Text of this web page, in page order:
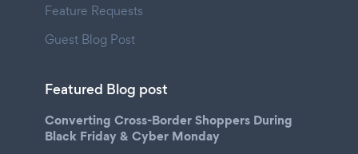
Feature Requests
Guest Blog Post
Featured Blog post
Converting Cross-Border Shoppers During
Black Friday & Cyber Monday